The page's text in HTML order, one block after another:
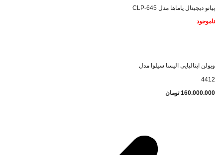
پیانو دیجیتال یاماها مدل CLP-645
ناموجود
ویولن ایتالیایی الیسا سیلوا مدل
4412
160.000.000 تومان